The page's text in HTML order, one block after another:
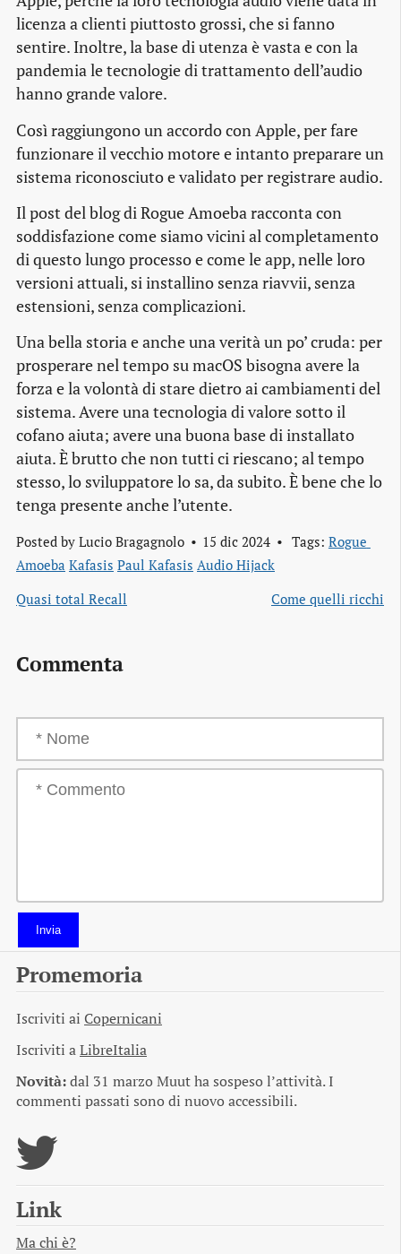
licenza a clienti piuttosto grossi, che si fanno
sentire. Inoltre, la base di utenza è vasta e con la
pandemia le tecnologie di trattamento dell’audio
hanno grande valore.
Così raggiungono un accordo con Apple, per fare
funzionare il vecchio motore e intanto preparare un
sistema riconosciuto e validato per registrare audio.
Il post del blog di Rogue Amoeba racconta con
soddisfazione come siamo vicini al completamento
di questo lungo processo e come le app, nelle loro
versioni attuali, si installino senza riavvii, senza
estensioni, senza complicazioni.
Una bella storia e anche una verità un po’ cruda: per
prosperare nel tempo su macOS bisogna avere la
forza e la volontà di stare dietro ai cambiamenti del
sistema. Avere una tecnologia di valore sotto il
cofano aiuta; avere una buona base di installato
aiuta. È brutto che non tutti ci riescano; al tempo
stesso, lo sviluppatore lo sa, da subito. È bene che lo
tenga presente anche l’utente.
Posted by Lucio Bragagnolo 15 dic 2024 Tags: Rogue
Amoeba Kafasis Paul Kafasis Audio Hijack
Quasi total Recall
Come quelli ricchi
Commenta
Invia
Promemoria
Iscriviti ai Copernicani
Iscriviti aLibreItalia
Novità:dal 31 marzo Muut ha sospeso l’attività. I
commenti passati sono di nuovo accessibili.
Link
Ma chi è?